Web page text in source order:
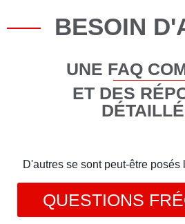
BESOIN
UNE FAQ
ET DES
D'autres se sont peut-être
QUESTIONS